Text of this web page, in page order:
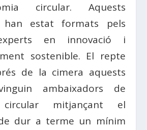
circular. Aquests
han estat formats pels
en innovació i
sostenible. El repte
de la cimera aquests
ambaixadors de
circular mitjançant el
dur a terme un mínim